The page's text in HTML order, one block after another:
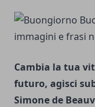
Cambia la tua
futuro, agisci
Simone de